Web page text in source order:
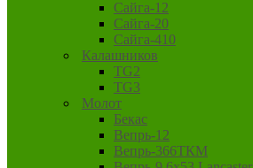
Сайга-12
Сайга-20
Сайга-410
Калашников
TG2
TG3
Молот
Бекас
Вепрь-12
Вепрь-366ТКМ